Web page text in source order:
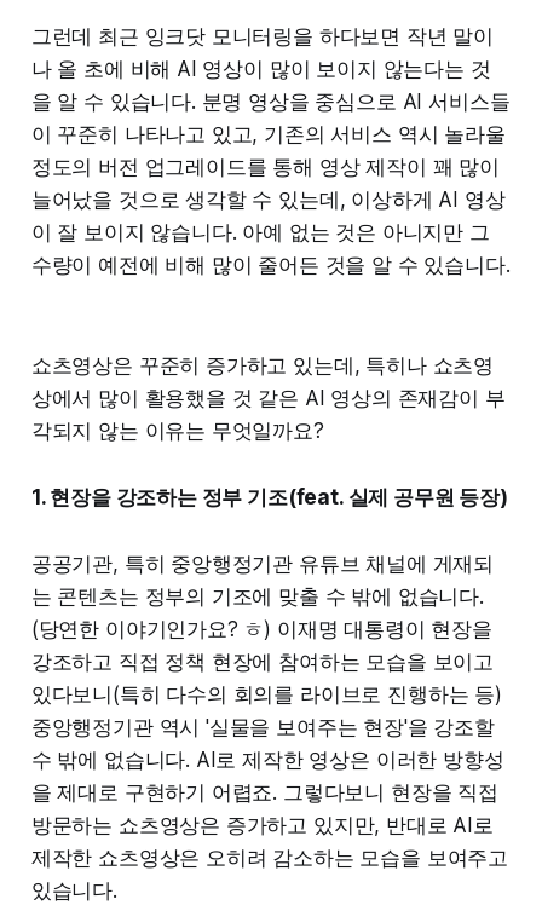
그런데 최근 잉크닷 모니터링을 하다보면 작년 말이
나 올 초에 비해 AI 영상이 많이 보이지 않는다는 것
을 알 수 있습니다. 분명 영상을 중심으로 AI 서비스들
이 꾸준히 나타나고 있고, 기존의 서비스 역시 놀라울
정도의 버전 업그레이드를 통해 영상 제작이 꽤 많이
늘어났을 것으로 생각할 수 있는데, 이상하게 AI 영상
이 잘 보이지 않습니다. 아예 없는 것은 아니지만 그
수량이 예전에 비해 많이 줄어든 것을 알 수 있습니다.
쇼츠영상은 꾸준히 증가하고 있는데, 특히나 쇼츠영
상에서 많이 활용했을 것 같은 AI 영상의 존재감이 부
각되지 않는 이유는 무엇일까요?
1. 현장을 강조하는 정부 기조(feat. 실제 공무원 등장)
공공기관, 특히 중앙행정기관 유튜브 채널에 게재되
는 콘텐츠는 정부의 기조에 맞출 수 밖에 없습니다.
(당연한 이야기인가요? ㅎ) 이재명 대통령이 현장을
강조하고 직접 정책 현장에 참여하는 모습을 보이고
있다보니(특히 다수의 회의를 라이브로 진행하는 등)
중앙행정기관 역시 '실물을 보여주는 현장'을 강조할
수 밖에 없습니다. AI로 제작한 영상은 이러한 방향성
을 제대로 구현하기 어렵죠. 그렇다보니 현장을 직접
방문하는 쇼츠영상은 증가하고 있지만, 반대로 AI로
제작한 쇼츠영상은 오히려 감소하는 모습을 보여주고
있습니다.